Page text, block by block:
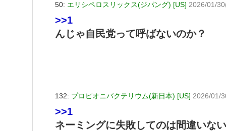
50: エリシペロスリックス(ジパング) [US] 2026/01/
>>1
んじゃ自民党って呼ばないのか？
132: プロピオニバクテリウム(新日本) [US] 2026/01/
>>1
ネーミングに失敗してのは間違いな